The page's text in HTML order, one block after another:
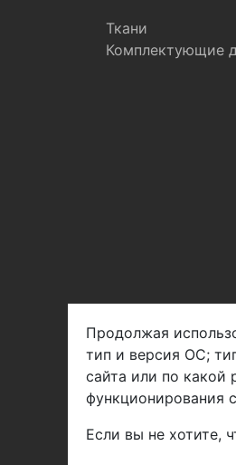
Ткани
Комплектующие
Арбен текстиль
1-й Советский
Продолжая
тип и версия ОС;
сайта или по какой
функционирования
Если вы не хотите,